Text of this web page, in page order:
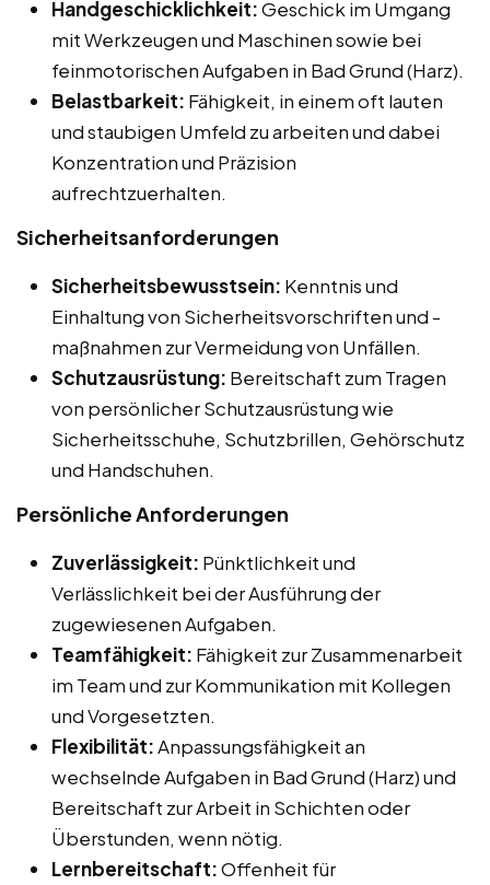
Handgeschicklichkeit:Geschick im Umgang
mit Werkzeugen und Maschinen sowie bei
feinmotorischen Aufgaben in Bad Grund (Harz).
Belastbarkeit: Fähigkeit, in einem oft lauten
und staubigen Umfeld zu arbeiten und dabei
Konzentration und Präzision
aufrechtzuerhalten.
Sicherheitsanforderungen
Sicherheitsbewusstsein: Kenntnis und
Einhaltung von Sicherheitsvorschriften und -
maßnahmen zur Vermeidung von Unfällen.
Schutzausrüstung: Bereitschaft zum Tragen
von persönlicher Schutzausrüstung wie
Sicherheitsschuhe, Schutzbrillen, Gehörschutz
und Handschuhen.
Persönliche Anforderungen
Zuverlässigkeit: Pünktlichkeit und
Verlässlichkeit bei der Ausführung der
zugewiesenen Aufgaben.
Teamfähigkeit: Fähigkeit zur Zusammenarbeit
im Team und zur Kommunikation mit Kollegen
und Vorgesetzten.
Flexibilität:Anpassungsfähigkeit an
wechselnde Aufgaben in Bad Grund (Harz) und
Bereitschaft zur Arbeit in Schichten oder
Überstunden, wenn nötig.
Lernbereitschaft:Offenheit für